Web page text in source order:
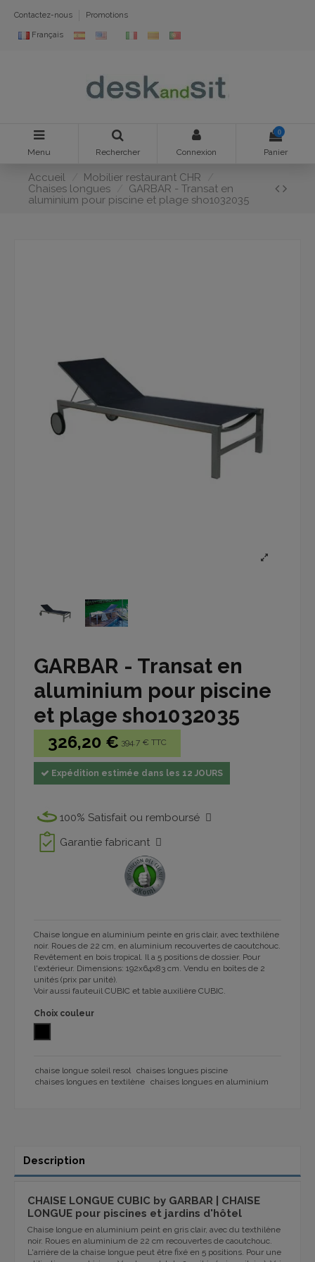
Contactez-nous Promotions
Français
Menu Rechercher Connexion
0
Panier
Accueil
Mobilier restaurant CHR
Chaises longues
GARBAR - Transat en
aluminium pour piscine et plage sho1032035
GARBAR - Transat en
aluminium pour piscine
et plage sho1032035
326,20 € 394.7 € TTC
Expédition estimée dans les 12 JOURS
100% Satisfait ou remboursé
Garantie fabricant
Chaise longue en aluminium peinte en gris clair, avec texthilène
noir. Roues de 22 cm, en aluminium recouvertes de caoutchouc.
Revêtement en bois tropical. Il a 5 positions de dossier. Pour
l'extérieur. Dimensions: 192x64x83 cm. Vendu en boîtes de 2
unités (prix par unité).
Voir aussi fauteuil CUBIC et table auxilière CUBIC.
Choix couleur
chaise longue soleil resol
chaises longues piscine
chaises longues en textilène chaises longues en aluminium
Description
CHAISE LONGUE CUBIC by GARBAR | CHAISE
LONGUE pour piscines et jardins d'hôtel
Chaise longue en aluminium peint en gris clair, avec du texthilène
noir. Roues en aluminium de 22 cm recouvertes de caoutchouc.
L'arrière de la chaise longue peut être fixé en 5 positions. Pour une